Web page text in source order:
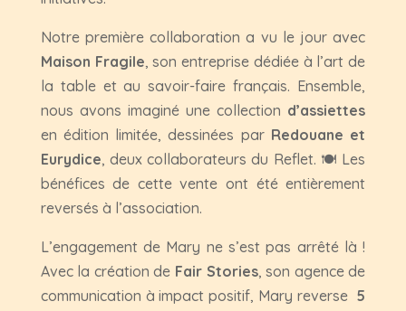
Notre première collaboration a vu le jour avec
Maison Fragile, son entreprise dédiée à l’art de
la table et au savoir-faire français. Ensemble,
nous avons imaginé une collection d’assiettes
en édition limitée, dessinées par Redouane et
Eurydice, deux collaborateurs du Reflet. 🍽️ Les
bénéfices de cette vente ont été entièrement
reversés à l’association.
L’engagement de Mary ne s’est pas arrêté là !
Avec la création de Fair Stories, son agence de
communication à impact positif, Mary reverse 5